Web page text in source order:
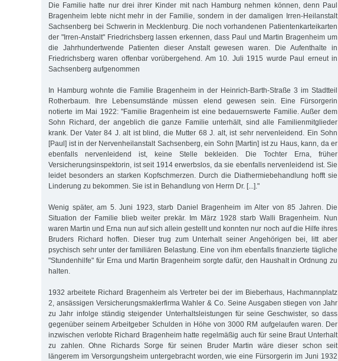
Die Familie hatte nur drei ihrer Kinder mit nach Hamburg nehmen können, denn Paul
Bragenheim lebte nicht mehr in der Familie, sondern in der damaligen Irren-Heilanstalt
Sachsenberg bei Schwerin in Mecklenburg. Die noch vorhandenen Patientenkarteikarten
der "Irren-Anstalt" Friedrichsberg lassen erkennen, dass Paul und Martin Bragenheim um
die Jahrhundertwende Patienten dieser Anstalt gewesen waren. Die Aufenthalte in
Friedrichsberg waren offenbar vorübergehend. Am 10. Juli 1915 wurde Paul erneut in
Sachsenberg aufgenommen
In Hamburg wohnte die Familie Bragenheim in der Heinrich-Barth-Straße 3 im Stadtteil
Rotherbaum. Ihre Lebensumstände müssen elend gewesen sein. Eine Fürsorgerin
notierte im Mai 1922: "Familie Bragenheim ist eine bedauernswerte Familie. Außer dem
Sohn Richard, der angeblich die ganze Familie unterhält, sind alle Familienmitglieder
krank. Der Vater 84 J. alt ist blind, die Mutter 68 J. alt, ist sehr nervenleidend. Ein Sohn
[Paul] ist in der Nervenheilanstalt Sachsenberg, ein Sohn [Martin] ist zu Haus, kann, da er
ebenfalls nervenleidend ist, keine Stelle bekleiden. Die Tochter Erna, früher
Versicherungsinspektorin, ist seit 1914 erwerbslos, da sie ebenfalls nervenleidend ist. Sie
leidet besonders an starken Kopfschmerzen. Durch die Diathermiebehandlung hofft sie
Linderung zu bekommen. Sie ist in Behandlung von Herrn Dr. [...]."
Wenig später, am 5. Juni 1923, starb Daniel Bragenheim im Alter von 85 Jahren. Die
Situation der Familie blieb weiter prekär. Im März 1928 starb Walli Bragenheim. Nun
waren Martin und Erna nun auf sich allein gestellt und konnten nur noch auf die Hilfe ihres
Bruders Richard hoffen. Dieser trug zum Unterhalt seiner Angehörigen bei, litt aber
psychisch sehr unter der familiären Belastung. Eine von ihm ebenfalls finanzierte tägliche
"Stundenhilfe" für Erna und Martin Bragenheim sorgte dafür, den Haushalt in Ordnung zu
halten.
1932 arbeitete Richard Bragenheim als Vertreter bei der im Bieberhaus, Hachmannplatz
2, ansässigen Versicherungsmaklerfirma Wahler & Co. Seine Ausgaben stiegen von Jahr
zu Jahr infolge ständig steigender Unterhaltsleistungen für seine Geschwister, so dass
gegenüber seinem Arbeitgeber Schulden in Höhe von 3000 RM aufgelaufen waren. Der
inzwischen verlobte Richard Bragenheim hatte regelmäßig auch für seine Braut Unterhalt
zu zahlen. Ohne Richards Sorge für seinen Bruder Martin wäre dieser schon seit
längerem im Versorgungsheim untergebracht worden, wie eine Fürsorgerin im Juni 1932